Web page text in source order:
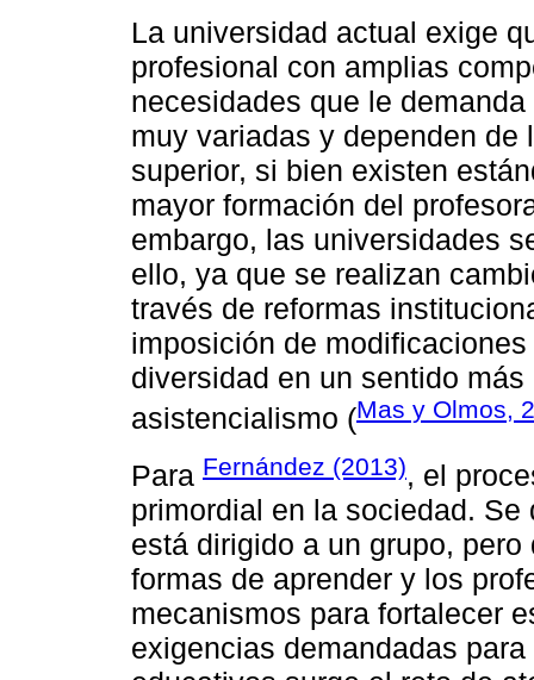
La universidad actual exige
profesional con amplias
necesidades que le
muy variadas y dependen
superior, si bien existen
mayor formación del
embargo, las universidades
ello, ya que se realizan
través de reformas
imposición de
diversidad en un sentido
asistencialismo (Mas y Olmos,
Para Fernández (2013), el
primordial en la sociedad.
está dirigido a un grupo,
formas de aprender y los
mecanismos para fortalecer
exigencias demandadas